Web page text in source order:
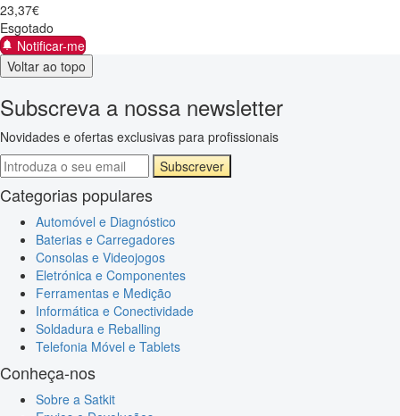
23,37€
Esgotado
Notificar-me
Voltar ao topo
Subscreva a nossa newsletter
Novidades e ofertas exclusivas para profissionais
Subscrever
Categorias populares
Automóvel e Diagnóstico
Baterias e Carregadores
Consolas e Videojogos
Eletrónica e Componentes
Ferramentas e Medição
Informática e Conectividade
Soldadura e Reballing
Telefonia Móvel e Tablets
Conheça-nos
Sobre a Satkit